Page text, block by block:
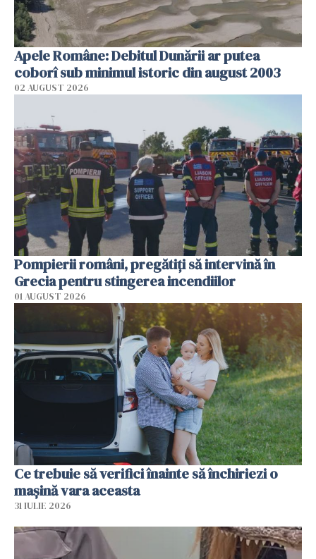
Apele Române: Debitul Dunării ar putea
coborî sub minimul istoric din august 2003
02 AUGUST 2026
Pompierii români, pregătiţi să intervină în
Grecia pentru stingerea incendiilor
01 AUGUST 2026
Ce trebuie să verifici înainte să închiriezi o
mașină vara aceasta
31 IULIE 2026